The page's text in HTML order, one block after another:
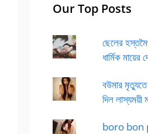
Our Top Posts
ছেলের
ধার্মিক মায়ের
বউমার
দিল লাস্যময়ী
boro bon